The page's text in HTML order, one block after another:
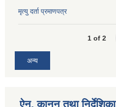
मृत्यु दर्ता प्रमाणपत्र
1 of 2
अन्य
ऐन, कानुन तथा निर्देशिका